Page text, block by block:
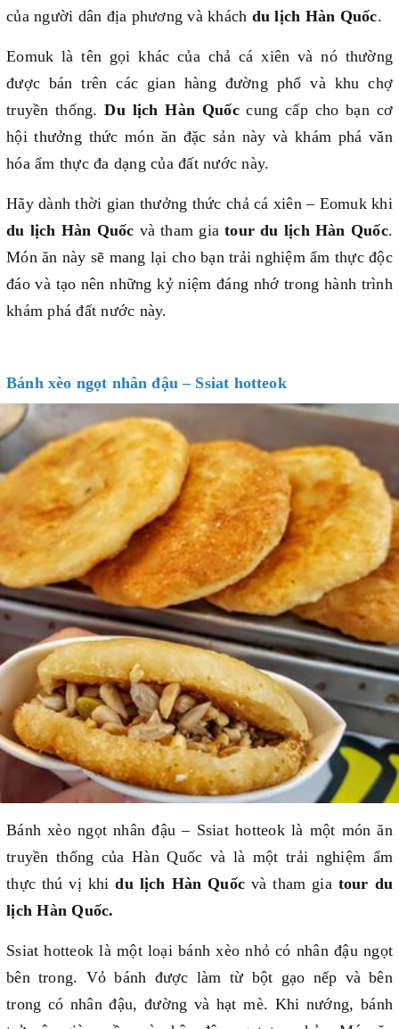
của người dân địa phương và khách du lịch Hàn Quốc.
Eomuk là tên gọi khác của chả cá xiên và nó thường
được bán trên các gian hàng đường phố và khu chợ
truyền thống.Du lịch Hàn Quốccung cấp cho bạn cơ
hội thưởng thức món ăn đặc sản này và khám phá văn
hóa ẩm thực đa dạng của đất nước này.
Hãy dành thời gian thưởng thức chả cá xiên – Eomuk khi
du lịch Hàn Quốc và tham giatour du lịch Hàn Quốc.
Món ăn này sẽ mang lại cho bạn trải nghiệm ẩm thực độc
đáo và tạo nên những kỷ niệm đáng nhớ trong hành trình
khám phá đất nước này.
Bánh xèo ngọt nhân đậu – Ssiat hotteok
Bánh xèo ngọt nhân đậu – Ssiat hotteok là một món ăn
truyền thống của Hàn Quốc và là một trải nghiệm ẩm
thực thú vị khidu lịch Hàn Quốc và tham gia tour du
lịch Hàn Quốc.
Ssiat hotteok là một loại bánh xèo nhỏ có nhân đậu ngọt
bên trong. Vỏ bánh được làm từ bột gạo nếp và bên
trong có nhân đậu, đường và hạt mè. Khi nướng, bánh